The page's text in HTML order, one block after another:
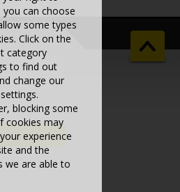
you can choose
some types
Click on the
category
to find out
change our
blocking some
cookies may
experience
and the
we are able to